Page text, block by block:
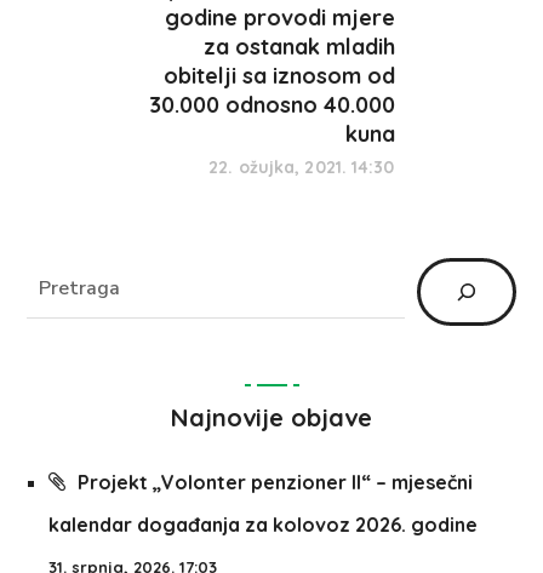
godine provodi mjere
za ostanak mladih
obitelji sa iznosom od
30.000 odnosno 40.000
kuna
22. ožujka, 2021. 14:30
Najnovije objave
Projekt „Volonter penzioner II“ – mjesečni
kalendar događanja za kolovoz 2026. godine
31. srpnja, 2026. 17:03